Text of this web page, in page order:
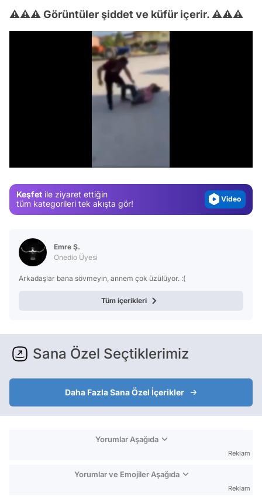
⚠⚠⚠ Görüntüler şiddet ve küfür içerir. ⚠⚠⚠
Keşfet ile ziyaret ettiğin
tüm kategorileri tek akışta gör!
Video
Emre Ş.
Onedio Üyesi
Arkadaşlar bana sövmeyin, annem çok üzülüyor. :(
Tüm içerikleri
Sana Özel Seçtiklerimiz
Daha Fazla Sana Özel İçerikler
Yorumlar Aşağıda
Reklam
Yorumlar ve Emojiler Aşağıda
Reklam